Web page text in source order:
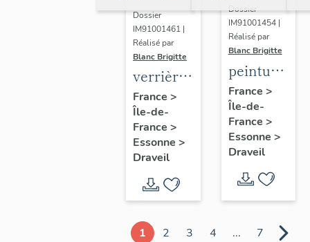
reine
(sainte
Clotilde
?) et sa
fille
priant
dans une
église
Dossier
IM91001461 |
Réalisé par
Blanc Brigitte
verrière
figurée :
Immaculée
Conception
France >
Île-de-
France >
Essonne >
Draveil
Dossier
IM91001454 |
Réalisé par
Blanc Brigitte
peinture
:
Baptême
de Jésus
France >
Île-de-
France >
Essonne >
Draveil
1 2 3 4 ... 7